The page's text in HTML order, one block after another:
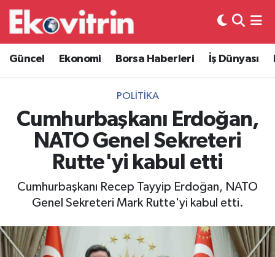
Güncel Ekonomi Borsa Haberleri İş Dünyası
POLITIKA
Cumhurbaşkanı Erdoğan,
NATO Genel Sekreteri
Rutte'yi kabul etti
Cumhurbaşkanı Recep Tayyip Erdoğan, NATO
Genel Sekreteri Mark Rutte'yi kabul etti.
Güncel
Ekonomi
Borsa Haberleri
İş Dünyası
Lojistik
Otovitrin
Asayiş
Hava Durumu
Trafik Durumu
Süper Lig Puan Durumu ve Fikstür
Tüm Manşetler
Son Dakika Haberleri
Haber Arşivi